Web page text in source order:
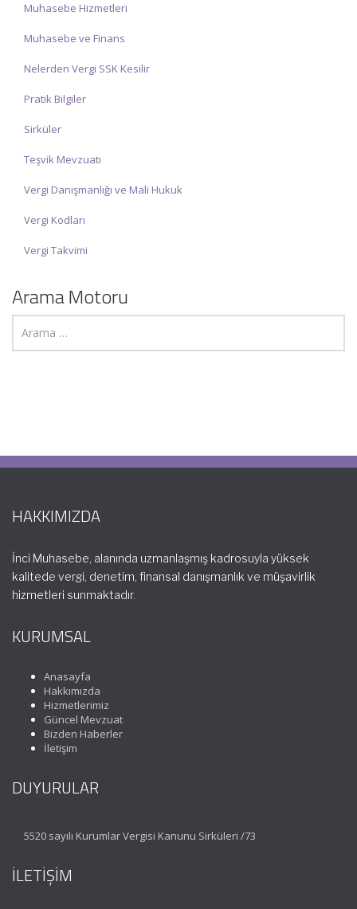
Muhasebe Hizmetleri
Muhasebe ve Finans
Nelerden Vergi SSK Kesilir
Pratik Bilgiler
Sirküler
Teşvik Mevzuatı
Vergi Danışmanlığı ve Mali Hukuk
Vergi Kodları
Vergi Takvimi
Arama Motoru
HAKKIMIZDA
İnci Muhasebe, alanında uzmanlaşmış kadrosuyla yüksek
kalitede vergi, denetim, finansal danışmanlık ve müşavirlik
hizmetleri sunmaktadır.
KURUMSAL
Anasayfa
Hakkımızda
Hizmetlerimiz
Güncel Mevzuat
Bizden Haberler
İletişim
DUYURULAR
5520 sayılı Kurumlar Vergisi Kanunu Sirküleri /73
İLETİŞİM